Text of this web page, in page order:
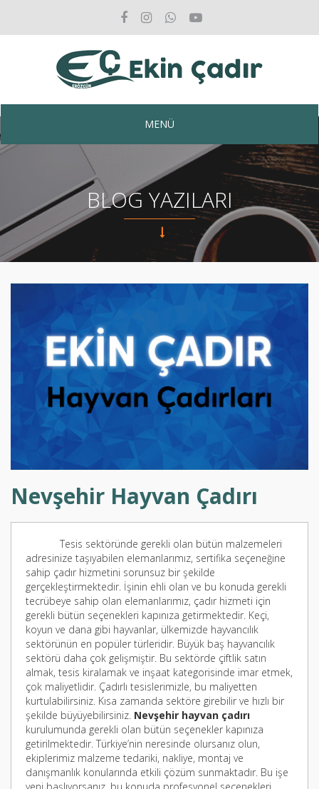
MENÜ
BLOG YAZILARI
Nevşehir Hayvan Çadırı
Tesis sektöründe gerekli olan bütün malzemeleri
adresinize taşıyabilen elemanlarımız, sertifika seçeneğine
sahip çadır hizmetini sorunsuz bir şekilde
gerçekleştirmektedir. İşinin ehli olan ve bu konuda gerekli
tecrübeye sahip olan elemanlarımız, çadır hizmeti için
gerekli bütün seçenekleri kapınıza getirmektedir. Keçi,
koyun ve dana gibi hayvanlar, ülkemizde hayvancılık
sektörünün en popüler türleridir. Büyük baş hayvancılık
sektörü daha çok gelişmiştir. Bu sektörde çiftlik satın
almak, tesis kiralamak ve inşaat kategorisinde imar etmek,
çok maliyetlidir. Çadırlı tesislerimizle, bu maliyetten
kurtulabilirsiniz. Kısa zamanda sektöre girebilir ve hızlı bir
şekilde büyüyebilirsiniz. Nevşehir hayvan çadırı
kurulumunda gerekli olan bütün seçenekler kapınıza
getirilmektedir. Türkiye’nin neresinde olursanız olun,
ekiplerimiz malzeme tedariki, nakliye, montaj ve
danışmanlık konularında etkili çözüm sunmaktadır. Bu işe